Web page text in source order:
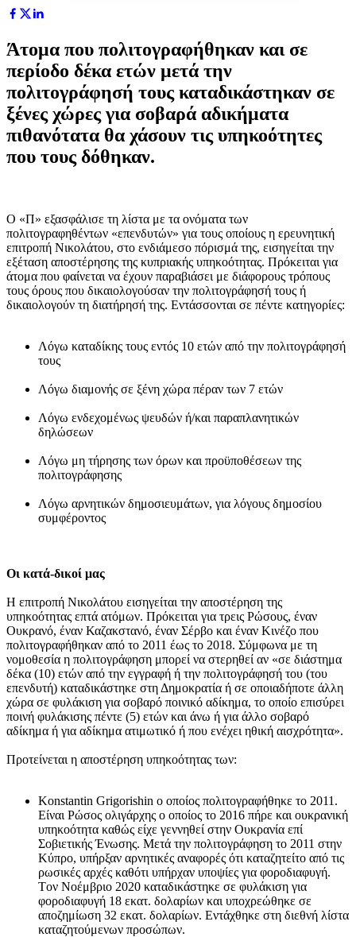
Άτομα που πολιτογραφήθηκαν και σε
περίοδο δέκα ετών μετά την
πολιτογράφησή τους καταδικάστηκαν σε
ξένες χώρες για σοβαρά αδικήματα
πιθανότατα θα χάσουν τις υπηκοότητες
που τους δόθηκαν.
Ο «Π» εξασφάλισε τη λίστα με τα ονόματα των
πολιτογραφηθέντων «επενδυτών» για τους οποίους η ερευνητική
επιτροπή Νικολάτου, στο ενδιάμεσο πόρισμά της, εισηγείται την
εξέταση αποστέρησης της κυπριακής υπηκοότητας. Πρόκειται για
άτομα που φαίνεται να έχουν παραβιάσει με διάφορους τρόπους
τους όρους που δικαιολογούσαν την πολιτογράφησή τους ή
δικαιολογούν τη διατήρησή της. Εντάσσονται σε πέντε κατηγορίες:
Λόγω καταδίκης τους εντός 10 ετών από την πολιτογράφησή
τους
Λόγω διαμονής σε ξένη χώρα πέραν των 7 ετών
Λόγω ενδεχομένως ψευδών ή/και παραπλανητικών
δηλώσεων
Λόγω μη τήρησης των όρων και προϋποθέσεων της
πολιτογράφησης
Λόγω αρνητικών δημοσιευμάτων, για λόγους δημοσίου
συμφέροντος
Οι κατά-δικοί μας
Η επιτροπή Νικολάτου εισηγείται την αποστέρηση της
υπηκοότητας επτά ατόμων. Πρόκειται για τρεις Ρώσους, έναν
Ουκρανό, έναν Καζακστανό, έναν Σέρβο και έναν Κινέζο που
πολιτογραφήθηκαν από το 2011 έως το 2018. Σύμφωνα με τη
νομοθεσία η πολιτογράφηση μπορεί να στερηθεί αν «σε διάστημα
δέκα (10) ετών από την εγγραφή ή την πολιτογράφησή του (του
επενδυτή) καταδικάστηκε στη Δημοκρατία ή σε οποιαδήποτε άλλη
χώρα σε φυλάκιση για σοβαρό ποινικό αδίκημα, το οποίο επισύρει
ποινή φυλάκισης πέντε (5) ετών και άνω ή για άλλο σοβαρό
αδίκημα ή για αδίκημα ατιμωτικό ή που ενέχει ηθική αισχρότητα».
Προτείνεται η αποστέρηση υπηκοότητας των:
Konstantin Grigorishin ο οποίος πολιτογραφήθηκε το 2011.
Είναι Ρώσος ολιγάρχης ο οποίος το 2016 πήρε και ουκρανική
υπηκοότητα καθώς είχε γεννηθεί στην Ουκρανία επί
Σοβιετικής Ένωσης. Μετά την πολιτογράφηση το 2011 στην
Κύπρο, υπήρξαν αρνητικές αναφορές ότι καταζητείτο από τις
ρωσικές αρχές καθότι υπήρχαν υποψίες για φοροδιαφυγή.
Tον Νοέμβριο 2020 καταδικάστηκε σε φυλάκιση για
φοροδιαφυγή 18 εκατ. δολαρίων και υποχρεώθηκε σε
αποζημίωση 32 εκατ. δολαρίων. Εντάχθηκε στη διεθνή λίστα
καταζητούμενων προσώπων.